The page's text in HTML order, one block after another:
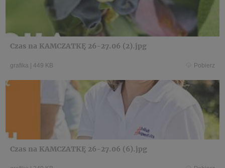
Czas na KAMCZATKĘ 26-27.06 (2).jpg
grafika | 449 KB Pobierz
Czas na KAMCZATKĘ 26-27.06 (6).jpg